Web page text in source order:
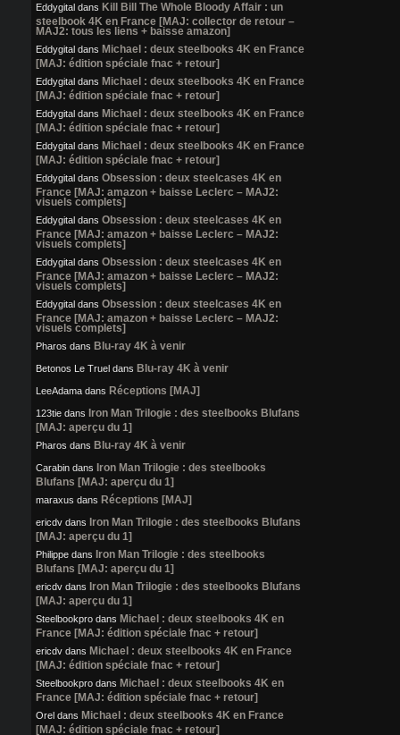
Eddygital dans Kill Bill The Whole Bloody Affair : un
steelbook 4K en France [MAJ: collector de retour –
MAJ2: tous les liens + baisse amazon]
Eddygital dans Michael : deux steelbooks 4K en France
[MAJ: édition spéciale fnac + retour]
Eddygital dans Michael : deux steelbooks 4K en France
[MAJ: édition spéciale fnac + retour]
Eddygital dans Michael : deux steelbooks 4K en France
[MAJ: édition spéciale fnac + retour]
Eddygital dans Michael : deux steelbooks 4K en France
[MAJ: édition spéciale fnac + retour]
Eddygital dans Obsession : deux steelcases 4K en
France [MAJ: amazon + baisse Leclerc – MAJ2:
visuels complets]
Eddygital dans Obsession : deux steelcases 4K en
France [MAJ: amazon + baisse Leclerc – MAJ2:
visuels complets]
Eddygital dans Obsession : deux steelcases 4K en
France [MAJ: amazon + baisse Leclerc – MAJ2:
visuels complets]
Eddygital dans Obsession : deux steelcases 4K en
France [MAJ: amazon + baisse Leclerc – MAJ2:
visuels complets]
Pharos dans Blu-ray 4K à venir
Betonos Le Truel dans Blu-ray 4K à venir
LeeAdama dans Réceptions [MAJ]
123tie dans Iron Man Trilogie : des steelbooks Blufans
[MAJ: aperçu du 1]
Pharos dans Blu-ray 4K à venir
Carabin dans Iron Man Trilogie : des steelbooks
Blufans [MAJ: aperçu du 1]
maraxus dans Réceptions [MAJ]
ericdv dans Iron Man Trilogie : des steelbooks Blufans
[MAJ: aperçu du 1]
Philippe dans Iron Man Trilogie : des steelbooks
Blufans [MAJ: aperçu du 1]
ericdv dans Iron Man Trilogie : des steelbooks Blufans
[MAJ: aperçu du 1]
Steelbookpro dans Michael : deux steelbooks 4K en
France [MAJ: édition spéciale fnac + retour]
ericdv dans Michael : deux steelbooks 4K en France
[MAJ: édition spéciale fnac + retour]
Steelbookpro dans Michael : deux steelbooks 4K en
France [MAJ: édition spéciale fnac + retour]
Orel dans Michael : deux steelbooks 4K en France
[MAJ: édition spéciale fnac + retour]